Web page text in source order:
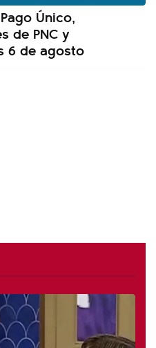
Único,
de PNC y
6 de agosto